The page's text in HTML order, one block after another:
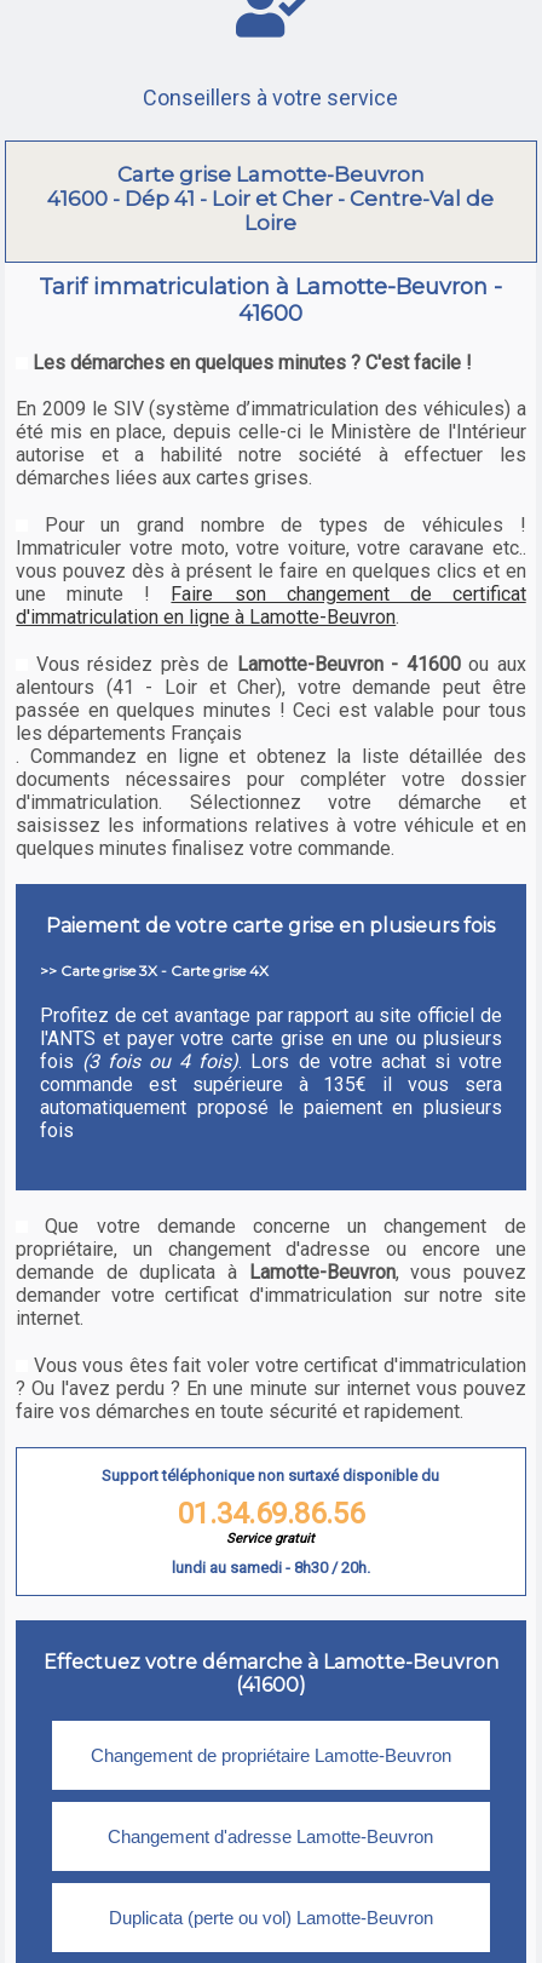
Conseillers à votre service
Carte grise Lamotte-Beuvron
41600 - Dép 41 - Loir et Cher - Centre-Val de
Loire
Tarif immatriculation à Lamotte-Beuvron -
41600
Les démarches en quelques minutes ? C'est facile !
En 2009 le SIV (système d’immatriculation des véhicules) a
été mis en place, depuis celle-ci le Ministère de l'Intérieur
autorise et a habilité notre société à effectuer les
démarches liées aux cartes grises.
Pour un grand nombre de types de véhicules !
Immatriculer votre moto, votre voiture, votre caravane etc..
vous pouvez dès à présent le faire en quelques clics et en
une minute ! Faire son changement de certificat
d'immatriculation en ligne à Lamotte-Beuvron.
Vous résidez près de Lamotte-Beuvron - 41600ou aux
alentours (41 - Loir et Cher), votre demande peut être
passée en quelques minutes ! Ceci est valable pour tous
les départements Français
. Commandez en ligne et obtenez la liste détaillée des
documents nécessaires pour compléter votre dossier
d'immatriculation. Sélectionnez votre démarche et
saisissez les informations relatives à votre véhicule et en
quelques minutes finalisez votre commande.
Paiement de votre carte grise en plusieurs fois
>> Carte grise 3X - Carte grise 4X
Profitez de cet avantage par rapport au site officiel de
l'ANTS et payer votre carte grise en une ou plusieurs
fois (3 fois ou 4 fois). Lors de votre achat si votre
commande est supérieure à 135€ il vous sera
automatiquement proposé le paiement en plusieurs
fois
Que votre demande concerne un changement de
propriétaire, un changement d'adresse ou encore une
demande de duplicata à
Lamotte-Beuvron, vous pouvez
demander votre certificat d'immatriculation sur notre site
internet.
Vous vous êtes fait voler votre certificat d'immatriculation
? Ou l'avez perdu ? En une minute sur internet vous pouvez
faire vos démarches en toute sécurité et rapidement.
Support téléphonique non surtaxé disponible du
01.34.69.86.56
Service gratuit
lundi au samedi - 8h30 / 20h.
Effectuez votre démarche à Lamotte-Beuvron
(41600)